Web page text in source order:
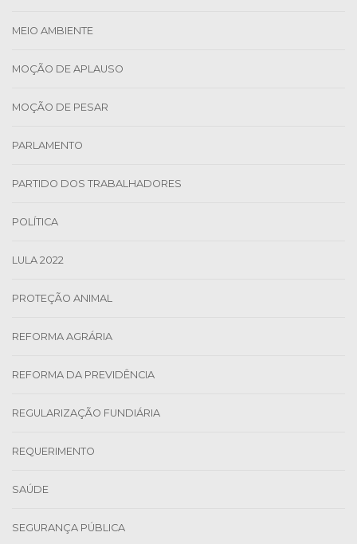
MEIO AMBIENTE
MOÇÃO DE APLAUSO
MOÇÃO DE PESAR
PARLAMENTO
PARTIDO DOS TRABALHADORES
POLÍTICA
LULA 2022
PROTEÇÃO ANIMAL
REFORMA AGRÁRIA
REFORMA DA PREVIDÊNCIA
REGULARIZAÇÃO FUNDIÁRIA
REQUERIMENTO
SAÚDE
SEGURANÇA PÚBLICA